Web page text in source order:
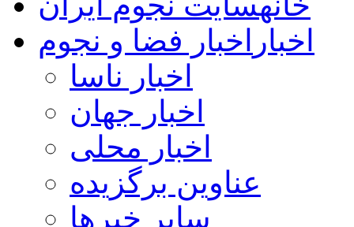
اخبار اخبار فضا و نجوم
اخبار ناسا
اخبار جهان
اخبار محلی
عناوین برگزیده
سایر خبرها